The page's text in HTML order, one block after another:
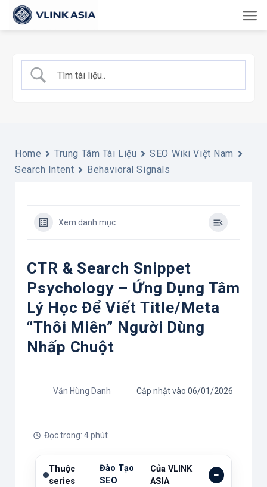
qua
dung
Home Trung Tâm Tài Liệu
SEO Wiki Việt Nam
Search Intent
Behavioral Signals
Xem danh mục
CTR & Search Snippet
Psychology – Ứng Dụng Tâm
Lý Học Để Viết Title/Meta
“thôi Miên” Người Dùng
Nhấp Chuột
Văn Hùng Danh Cập nhật vào 06/01/2026
Đọc trong: 4 phút
Thuộc
series
Đào Tạo
SEO
Của VLINK
ASIA